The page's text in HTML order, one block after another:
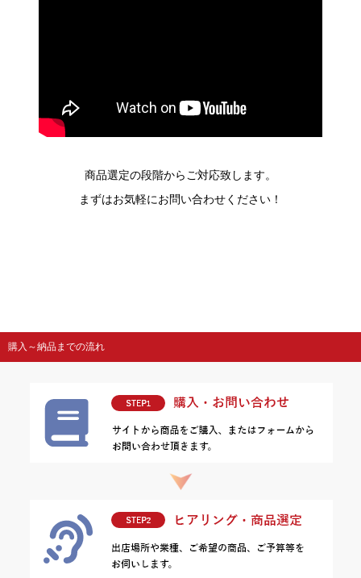
商品選定の段階からご対応致します。
まずはお気軽にお問い合わせください！
購入～納品までの流れ